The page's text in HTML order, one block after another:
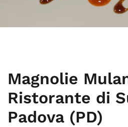
Magnolie
Ristorante di
Padova (PD)